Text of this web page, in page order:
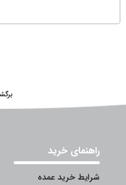
راهنمای خرید
شرایط خرید عمده